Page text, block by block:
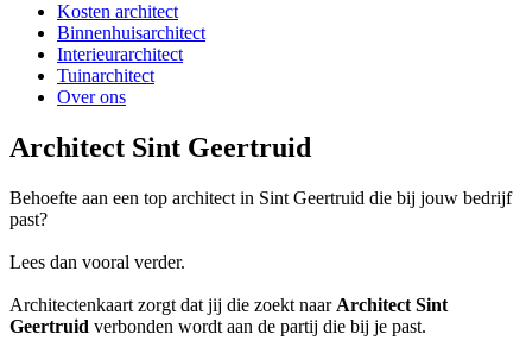
Kosten architect
Binnenhuisarchitect
Interieurarchitect
Tuinarchitect
Over ons
Architect Sint Geertruid
Behoefte aan een top architect in Sint Geertruid die bij jouw bedrijf
past?
Lees dan vooral verder.
Architectenkaart zorgt dat jij die zoekt naar Architect Sint
Geertruid verbonden wordt aan de partij die bij je past.